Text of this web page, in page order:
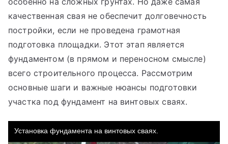
качественная свая не обеспечит долговечность
постройки, если не проведена грамотная
подготовка площадки. Этот этап является
фундаментом (в прямом и переносном смысле)
всего строительного процесса. Рассмотрим
основные шаги и важные нюансы подготовки
участка под фундамент на винтовых сваях.